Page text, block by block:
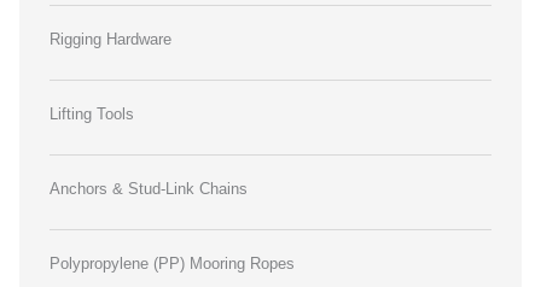
Rigging Hardware
Lifting Tools
Anchors & Stud-Link Chains
Polypropylene (PP) Mooring Ropes